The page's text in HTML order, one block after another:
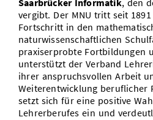
Saarbrücker Informatik, den
vergibt. Der MNU tritt seit
Fortschritt in den
naturwissenschaftlichen
praxiserprobte Fortbildungen
unterstützt der Verband
ihrer anspruchsvollen Arbeit
Weiterentwicklung beruflicher
setzt sich für eine positive
Lehrerberufes ein und